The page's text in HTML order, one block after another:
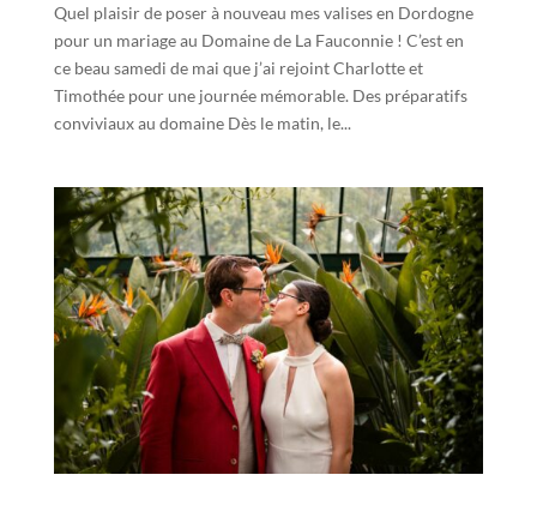
Quel plaisir de poser à nouveau mes valises en Dordogne
pour un mariage au Domaine de La Fauconnie ! C’est en
ce beau samedi de mai que j’ai rejoint Charlotte et
Timothée pour une journée mémorable. Des préparatifs
conviviaux au domaine Dès le matin, le...